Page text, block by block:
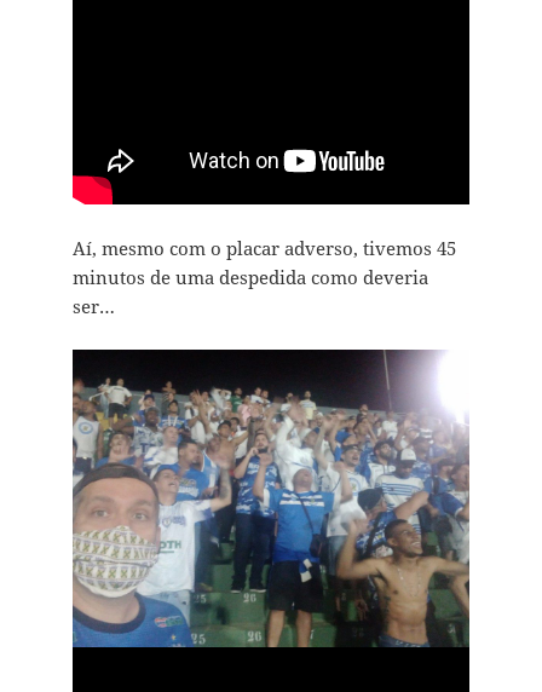
Aí, mesmo com o placar adverso, tivemos 45
minutos de uma despedida como deveria
ser…